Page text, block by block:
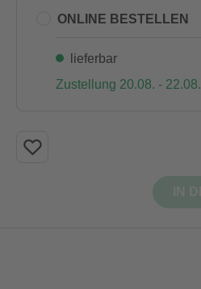
ONLINE BESTELLEN
lieferbar
Zustellung 20.08. - 22.08.